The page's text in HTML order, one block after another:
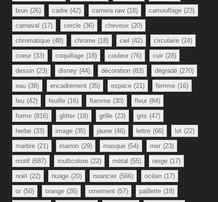
brun (26) cadre (42) camera raw (18) camouflage (23)
carnaval (17) cercle (36) cheveux (20)
chromatique (48) chrome (18) ciel (42) circulaire (24)
coeur (33) coquillage (18) couleur (76) cuir (28)
dessin (23) disney (44) décoration (83) dégradé (270)
eau (38) encadrement (35) espace (21) femme (16)
feu (42) feuille (16) flamme (30) fleur (84)
forme (816) glitter (18) grille (23) gris (47)
herbe (33) image (35) jaune (46) lettre (66) lot (22)
marbre (21) marron (29) masque (54) mer (23)
motif (687) multicolore (22) métal (55) neige (17)
noël (22) nuage (20) nuancier (566) océan (17)
or (50) orange (26) ornement (57) paillette (18)